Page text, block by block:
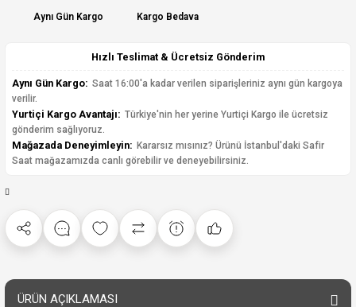
Aynı Gün Kargo Kargo Bedava
Hızlı Teslimat & Ücretsiz Gönderim
Aynı Gün Kargo: Saat 16:00'a kadar verilen siparişleriniz aynı gün kargoya
verilir.
Yurtiçi Kargo Avantajı: Türkiye'nin her yerine Yurtiçi Kargo ile ücretsiz
gönderim sağlıyoruz.
Mağazada Deneyimleyin: Kararsız mısınız? Ürünü İstanbul'daki Safir
Saat mağazamızda canlı görebilir ve deneyebilirsiniz.
ÜRÜN AÇIKLAMASI